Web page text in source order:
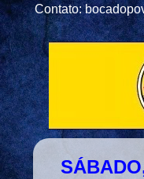
Contato: